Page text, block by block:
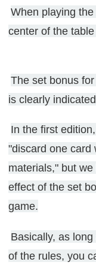
When playing
center of the
The set bonus
is clearly
In the first
"discard one card
materials," but
effect of the set
game.
Basically, as
of the rules, you